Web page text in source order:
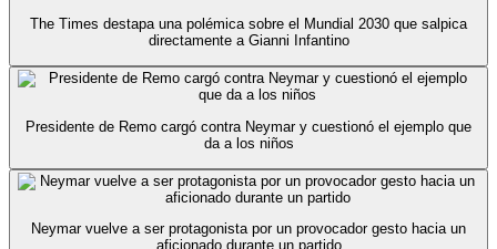
The Times destapa una polémica sobre el Mundial 2030 que salpica
directamente a Gianni Infantino
Presidente de Remo cargó contra Neymar y cuestionó el ejemplo que
da a los niños
Neymar vuelve a ser protagonista por un provocador gesto hacia un
aficionado durante un partido